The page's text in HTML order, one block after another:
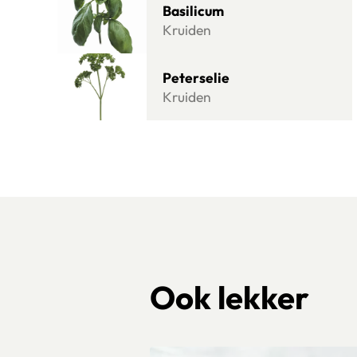
Basilicum
Kruiden
Peterselie
Kruiden
Lees meer over Peterselie
Ook lekker